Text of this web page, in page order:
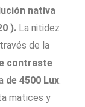
nativa
).La nitidez
de la
contraste
de 4500 Lux.
matices y